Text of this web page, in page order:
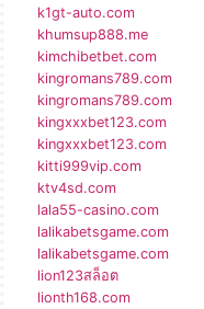
k1gt-auto.com
khumsup888.me
kimchibetbet.com
kingromans789.com
kingromans789.com
kingxxxbet123.com
kingxxxbet123.com
kitti999vip.com
ktv4sd.com
lala55-casino.com
lalikabetsgame.com
lalikabetsgame.com
lion123สล็อต
lionth168.com